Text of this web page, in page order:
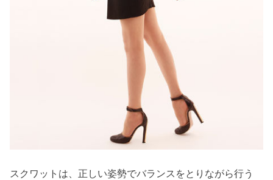
スクワットは、正しい姿勢でバランスをとりながら行う